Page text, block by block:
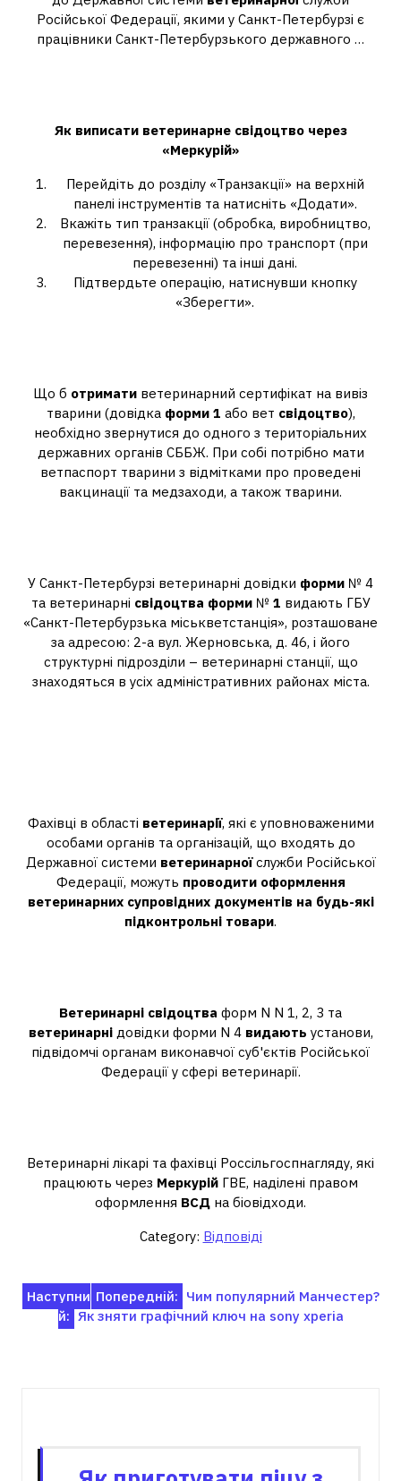
Російської Федерації, якими у Санкт-Петербурзі є
працівники Санкт-Петербурзького державного …
Як виписати ветеринарне свідоцтвочерез
«Меркурій»
Перейдіть до розділу «Транзакції» на верхній
панелі інструментів та натисніть «Додати».
Вкажіть тип транзакції (обробка, виробництво,
перевезення), інформацію про транспорт (при
перевезенні) та інші дані.
Підтвердьте операцію, натиснувши кнопку
«Зберегти».
Що б отримати ветеринарний сертифікат на вивіз
тварини (довідка форми 1 або вет свідоцтво),
необхідно звернутися до одного з територіальних
державних органів СББЖ. При собі потрібно мати
ветпаспорт тварини з відмітками про проведені
вакцинації та медзаходи, а також тварини.
У Санкт-Петербурзі ветеринарні довідки форми № 4
та ветеринарні свідоцтва форми№ 1 видають ГБУ
«Санкт-Петербурзька міськветстанція», розташоване
за адресою: 2-а вул. Жерновська, д. 46, і його
структурні підрозділи – ветеринарні станції, що
знаходяться в усіх адміністративних районах міста.
Фахівці в області ветеринарії, які є уповноваженими
особами органів та організацій, що входять до
Державної системи ветеринарноїслужби Російської
Федерації, можуть проводити оформлення
ветеринарних супровідних документів на будь-які
підконтрольні товари.
Ветеринарні свідоцтва форм N N 1, 2, 3 та
ветеринарнідовідки форми N 4 видають установи,
підвідомчі органам виконавчої суб'єктів Російської
Федерації у сфері ветеринарії.
Ветеринарні лікарі та фахівці Россільгоспнагляду, які
працюють через Меркурій ГВЕ, наділені правом
оформлення ВСД на біовідходи.
Category: Відповіді
Навігація
записів
Попередній: Чим популярний Манчестер?
Наступни
й: Як зняти графічний ключ на sony xperia